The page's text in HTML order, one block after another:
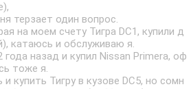
терзает один вопрос.
на моем счету Тигра DC1, купили д
катаюсь и обслуживаю я.
года назад и купил Nissan Primera, оф
тоже я.
купить Тигру в кузове DC5, но сомн